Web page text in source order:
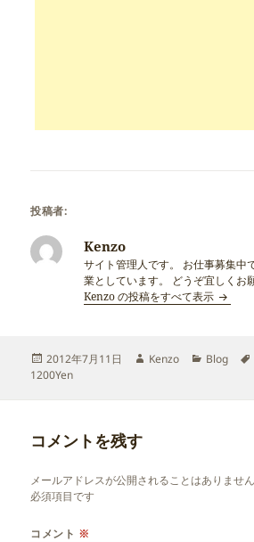
投稿者:
Kenzo
サイト管理人です。 お仕事募集中
業としています。 どうぞ宜しくお
Kenzo の投稿をすべて表示
投
稿
2012年7月11日
作
Kenzo
カ
Blog
1200Yen
コメントを残す
メールアドレスが公開されることはありません
必須項目です
コメント ※